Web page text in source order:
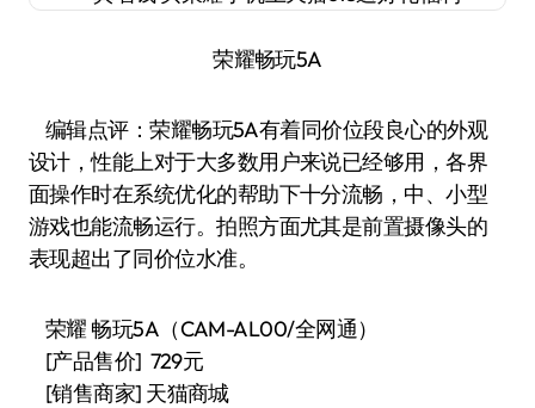
荣耀畅玩5A
编辑点评：荣耀畅玩5A有着同价位段良心的外观
设计，性能上对于大多数用户来说已经够用，各界
面操作时在系统优化的帮助下十分流畅，中、小型
游戏也能流畅运行。拍照方面尤其是前置摄像头的
表现超出了同价位水准。
荣耀 畅玩5A（CAM-AL00/全网通）
[产品售价] 729元
[销售商家] 天猫商城